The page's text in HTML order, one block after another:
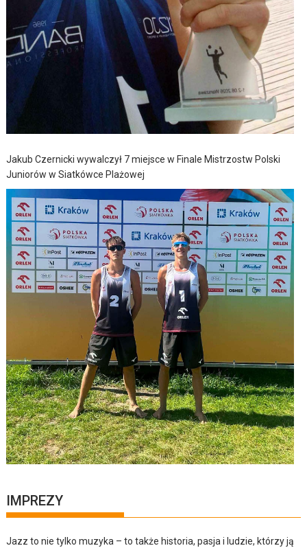
Jakub Czernicki wywalczył 7 miejsce w Finale Mistrzostw Polski
Juniorów w Siatkówce Plażowej
IMPREZY
Jazz to nie tylko muzyka – to także historia, pasja i ludzie, którzy ją